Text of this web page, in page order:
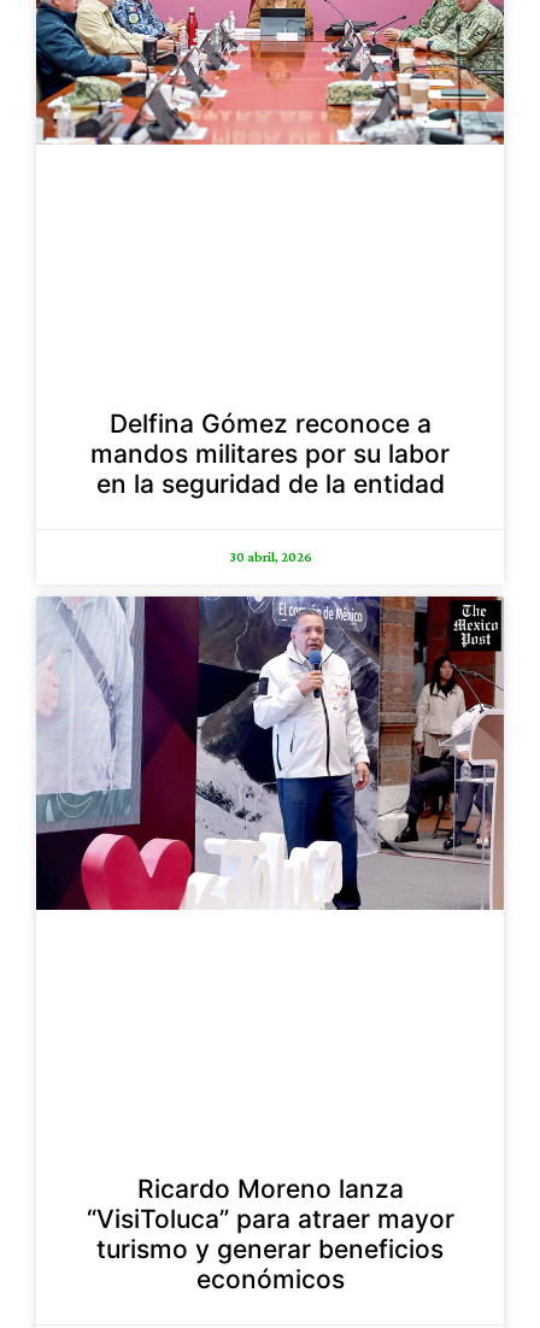
Delfina Gómez reconoce a
mandos militares por su labor
en la seguridad de la entidad
30 abril, 2026
Ricardo Moreno lanza
“VisiToluca” para atraer mayor
turismo y generar beneficios
económicos